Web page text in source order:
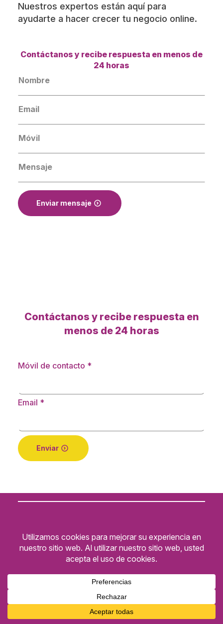
Nuestros expertos están aquí para
ayudarte a hacer crecer tu negocio online.
Contáctanos y recibe respuesta en menos de
24 horas
Nombre
*
Email
*
Número
*
Message
Enviar mensaje
Contáctanos y recibe respuesta en
menos de 24 horas
Móvil de contacto *
Email *
Enviar
informáticas especializada en
programación y diseño web